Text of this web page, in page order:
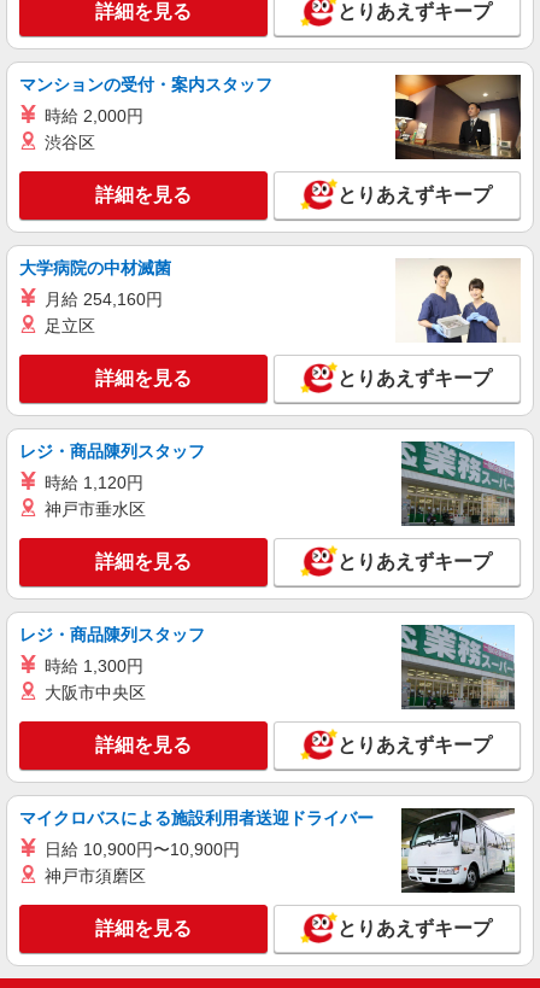
詳細を見る とりあえずキープ
マンションの受付・案内スタッフ
時給 2,000円
渋谷区
詳細を見る とりあえずキープ
大学病院の中材滅菌
月給 254,160円
足立区
詳細を見る とりあえずキープ
レジ・商品陳列スタッフ
時給 1,120円
神戸市垂水区
詳細を見る とりあえずキープ
レジ・商品陳列スタッフ
時給 1,300円
大阪市中央区
詳細を見る とりあえずキープ
マイクロバスによる施設利用者送迎ドライバー
日給 10,900円〜10,900円
神戸市須磨区
詳細を見る とりあえずキープ